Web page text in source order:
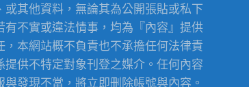
或其他資料，無論其為公開張貼或私下
有不實或違法情事，均為『內容』提供
，本網站概不負責也不承擔任何法律責
提供不特定對象刊登之媒介。任何內容
與發現不當，將立即刪除帳號與內容。